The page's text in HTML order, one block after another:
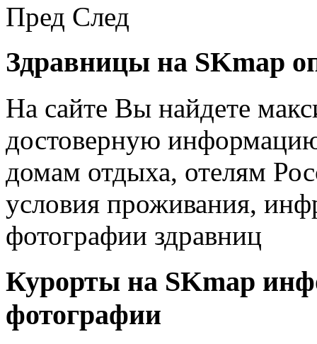
Пред След
Здравницы на SKmap
На сайте Вы найдете
достоверную
домам отдыха, отелям
условия проживания,
фотографии здравниц
Курорты на SKmap
фотографии